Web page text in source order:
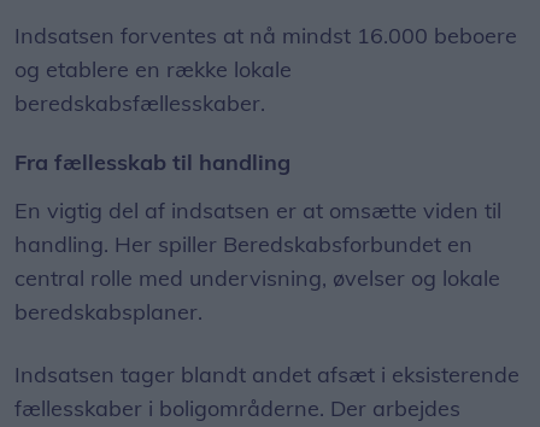
Indsatsen forventes at nå mindst 16.000 beboere
og etablere en række lokale
beredskabsfællesskaber.
Fra fællesskab til handling
En vigtig del af indsatsen er at omsætte viden til
handling. Her spiller Beredskabsforbundet en
central rolle med undervisning, øvelser og lokale
beredskabsplaner.
Indsatsen tager blandt andet afsæt i eksisterende
fællesskaber i boligområderne. Der arbejdes